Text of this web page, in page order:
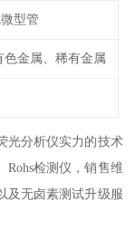
型管
金属、稀有金属
光分析仪实力的技术
检测仪，销售维
及无卤素测试升级服